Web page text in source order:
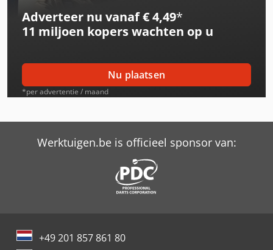
Steyr 9090 M
Steyr 9100 M
Steyr 9155
Steyr 9160
Steyr 942
Steyr 963
Adverteer nu vanaf € 4,49*
11 miljoen koperswachten op u
Nu plaatsen
*per advertentie / maand
Werktuigen.be is officieel sponsor van:
+49 201 857 861 80